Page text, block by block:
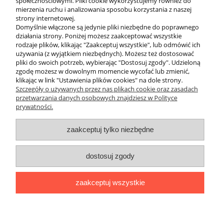
W ofercie posiadamy węże Miflex w różnych kolorach (m.in.
czarny, niebieski, żółty, różowy), co pozwala na łatwą
personalizację sprzętu i szybką identyfikację poszczególnych
przewodów w konfiguracji. Bez względu na to, czy potrzebujesz
krótkiego węża HP do konsoli, czy długiego węża do zestawu
technicznego, Miflex z Divepl.pl to wybór, który docenisz już
podczas pierwszego zanurzenia.
O nas
Obsługa klienta
Pomoc
Moje konto
mierzenia ruchu i analizowania sposobu korzystania z naszej
strony internetowej.
Domyślnie włączone są jedynie pliki niezbędne do poprawnego
działania strony. Poniżej możesz zaakceptować wszystkie
rodzaje plików, klikając "Zaakceptuj wszystkie", lub odmówić ich
używania (z wyjątkiem niezbędnych). Możesz też dostosować
pliki do swoich potrzeb, wybierając "Dostosuj zgody". Udzieloną
zgodę możesz w dowolnym momencie wycofać lub zmienić,
klikając w link "Ustawienia plików cookies" na dole strony.
Szczegóły o używanych przez nas plikach cookie oraz zasadach
przetwarzania danych osobowych znajdziesz w Polityce
prywatności.
zaakceptuj tylko niezbędne
dostosuj zgody
zaakceptuj wszystkie